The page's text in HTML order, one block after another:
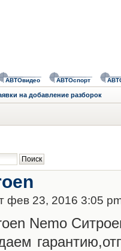
АВТОвидео АВТОспорт
на добавление разборок
фев 23, 2016 3:05
Nemo